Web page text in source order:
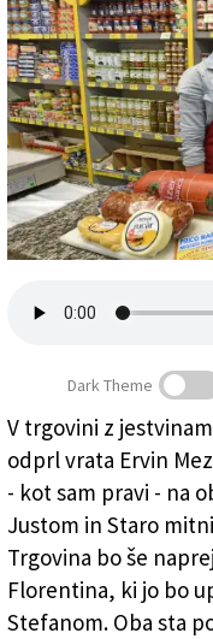
Vreme
V Kioskih
Uredništvo
Oglasi
Založnik
Zadnji slovenski
Dark Theme
V trgovini z
odprl vrata Ervin
- kot sam pravi - na
Justom in Staro
Trgovina bo še
Florentina, ki jo bo
Stefanom. Oba sta